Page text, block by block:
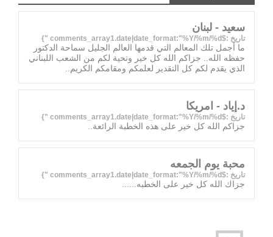
سعيد - لبنان
تاريخ :$comments_array1.date|date_format:"%Y/%m/%d "}
ما أجمل تلك المعالم التي قدمها العالم الجليل سماحة الدكتور
حفظه الله.. جزاكم الله كل خير وتحية لكم من الشعب اللبناني
الذي يقدم لكم كل التقدير لعلمكم ومقامكم الكريم..
د.إياد - امريكا
تاريخ :$comments_array1.date|date_format:"%Y/%m/%d "}
جزاكم الله كل خير على هذه الخطبة الرائعة..
محبة يوم الجمعه
تاريخ :$comments_array1.date|date_format:"%Y/%m/%d "}
جزاك الله كل خير على الخطبه......